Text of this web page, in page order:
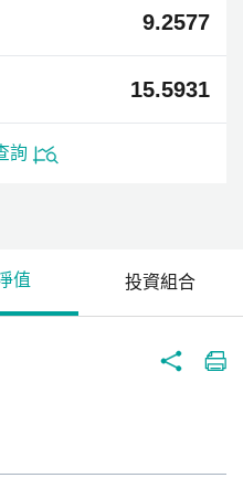
9.2577
15.5931
詢
值 投資組合